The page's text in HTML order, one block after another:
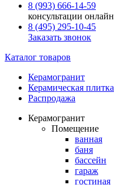
8 (993) 666-14-59
консультации онлайн
8 (495) 295-10-45
Заказать звонок
Каталог товаров
Керамогранит
Керамическая плитка
Распродажа
Керамогранит
Помещение
ванная
баня
бассейн
гараж
гостиная